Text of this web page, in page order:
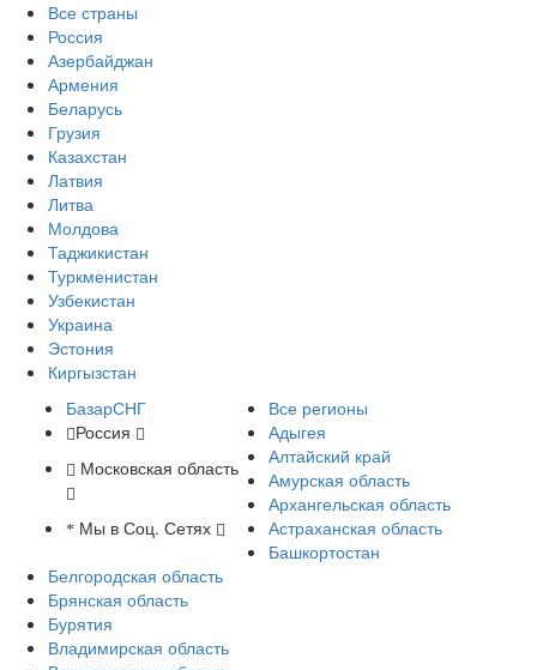
Все страны
Россия
Азербайджан
Армения
Беларусь
Грузия
Казахстан
Латвия
Литва
Молдова
Таджикистан
Туркменистан
Узбекистан
Украина
Эстония
Киргызстан
БазарСНГ
Россия
Московская область
Мы в Соц. Сетях
Все регионы
Адыгея
Алтайский край
Амурская область
Архангельская область
Астраханская область
Башкортостан
Белгородская область
Брянская область
Бурятия
Владимирская область